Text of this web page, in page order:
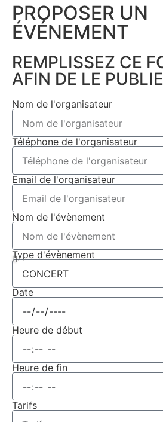
PROPOSER UN
ÉVÉNEMENT​
REMPLISSEZ CE
AFIN DE LE
Nom de l'organisateur
Téléphone de l'organisateur
Email de l'organisateur
Nom de l'évènement
Type d'évènement
Date
Heure de début
Heure de fin
Tarifs